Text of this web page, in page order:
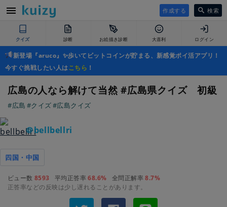
作成する 検索
クイズ 診断 お絵描き診断 大喜利 ログイン
新登場『aruco』✨歩いてビットコインが貯まる、新感覚ポイ活アプリ！
今すぐ挑戦したい人はこちら ！
広島の人なら解けて当然 #広島県クイズ 初級
#広島 #クイズ#広島クイズ
＠bellbellri
四国・中国
ビュー数 8593 平均正答率68.6% 全問正解率8.7%
正答率などの反映は少し遅れることがあります。